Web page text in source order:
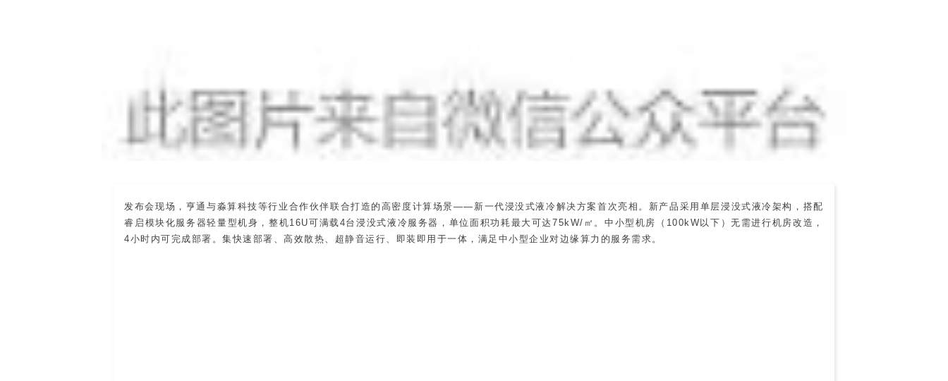
发布会现场，亨通与淼算科技等行业合作伙伴联合打造的高密度计算场景——新一代浸没式液冷解决方案首次亮相。新产品采用单层浸没式液冷架构，搭配
睿启模块化服务器轻量型机身，整机16U可满载4台浸没式液冷服务器，单位面积功耗最大可达75kW/㎡。中小型机房（100kW以下）无需进行机房改造，
4小时内可完成部署。集快速部署、高效散热、超静音运行、即装即用于一体，满足中小型企业对边缘算力的服务需求。